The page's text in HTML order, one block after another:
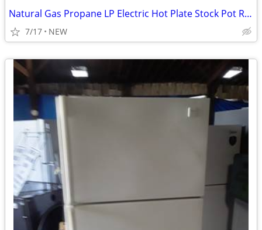
Natural Gas Propane LP Electric Hot Plate Stock Pot Range
7/17 NEW